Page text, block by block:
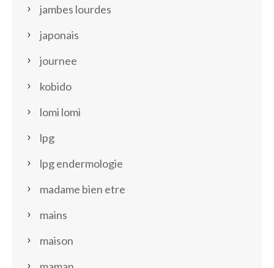
jambes lourdes
japonais
journee
kobido
lomi lomi
lpg
lpg endermologie
madame bien etre
mains
maison